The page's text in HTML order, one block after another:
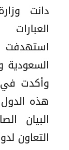
دانت
استهدفت
السعودية
وأكدت في
هذه
البيان
التعاون